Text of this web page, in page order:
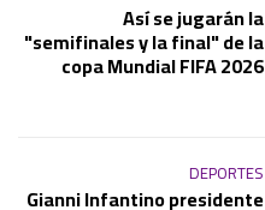
Así se jugarán la
"semifinales y la final" de la
copa Mundial FIFA 2026
DEPORTES
Gianni Infantino presidente